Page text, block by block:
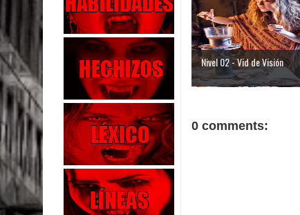
Nivel 02 - Vid de Visión
0 comments: